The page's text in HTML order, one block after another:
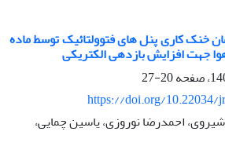
خنک کاری پنل های فتوولتائیک توسط ماده
جهت افزایش بازدهی الکتریکی
20-27
https://doi.org/10.22034/
احمدرضا نوروزی، یاسین چمایی،